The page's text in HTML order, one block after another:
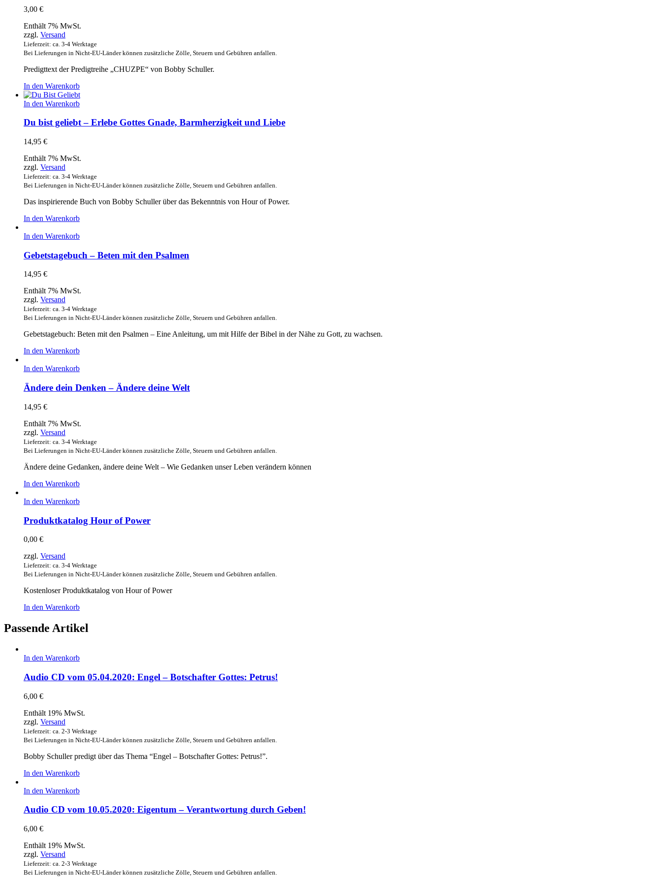
3,00 €
Enthält 7% MwSt.
zzgl. Versand
Lieferzeit: ca. 3-4 Werktage
Bei Lieferungen in Nicht-EU-Länder können zusätzliche Zölle, Steuern und Gebühren anfallen.
Predigttext der Predigtreihe „CHUZPE“ von Bobby Schuller.
In den Warenkorb
In den Warenkorb
Du bist geliebt – Erlebe Gottes Gnade, Barmherzigkeit und Liebe
14,95 €
Enthält 7% MwSt.
zzgl. Versand
Lieferzeit: ca. 3-4 Werktage
Bei Lieferungen in Nicht-EU-Länder können zusätzliche Zölle, Steuern und Gebühren anfallen.
Das inspirierende Buch von Bobby Schuller über das Bekenntnis von Hour of Power.
In den Warenkorb
In den Warenkorb
Gebetstagebuch – Beten mit den Psalmen
14,95 €
Enthält 7% MwSt.
zzgl. Versand
Lieferzeit: ca. 3-4 Werktage
Bei Lieferungen in Nicht-EU-Länder können zusätzliche Zölle, Steuern und Gebühren anfallen.
Gebetstagebuch: Beten mit den Psalmen – Eine Anleitung, um mit Hilfe der Bibel in der Nähe zu Gott, zu wachsen.
In den Warenkorb
In den Warenkorb
Ändere dein Denken – Ändere deine Welt
14,95 €
Enthält 7% MwSt.
zzgl. Versand
Lieferzeit: ca. 3-4 Werktage
Bei Lieferungen in Nicht-EU-Länder können zusätzliche Zölle, Steuern und Gebühren anfallen.
Ändere deine Gedanken, ändere deine Welt – Wie Gedanken unser Leben verändern können
In den Warenkorb
In den Warenkorb
Produktkatalog Hour of Power
0,00 €
zzgl. Versand
Lieferzeit: ca. 3-4 Werktage
Bei Lieferungen in Nicht-EU-Länder können zusätzliche Zölle, Steuern und Gebühren anfallen.
Kostenloser Produktkatalog von Hour of Power
In den Warenkorb
Passende Artikel
In den Warenkorb
Audio CD vom 05.04.2020: Engel – Botschafter Gottes: Petrus!
6,00 €
Enthält 19% MwSt.
zzgl. Versand
Lieferzeit: ca. 2-3 Werktage
Bei Lieferungen in Nicht-EU-Länder können zusätzliche Zölle, Steuern und Gebühren anfallen.
Bobby Schuller predigt über das Thema “Engel – Botschafter Gottes: Petrus!”.
In den Warenkorb
In den Warenkorb
Audio CD vom 10.05.2020: Eigentum – Verantwortung durch Geben!
6,00 €
Enthält 19% MwSt.
zzgl. Versand
Lieferzeit: ca. 2-3 Werktage
Bei Lieferungen in Nicht-EU-Länder können zusätzliche Zölle, Steuern und Gebühren anfallen.